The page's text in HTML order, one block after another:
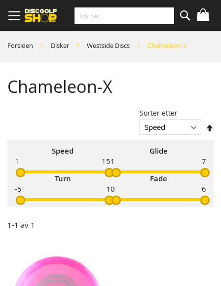
to
Content
Søk
Forsiden Disker Westside Discs Chameleon-X
Chameleon-X
Speed
1 15
Glide
1 7
Turn
-5 1
Fade
0 6
1-1 av 1
Sorter etter